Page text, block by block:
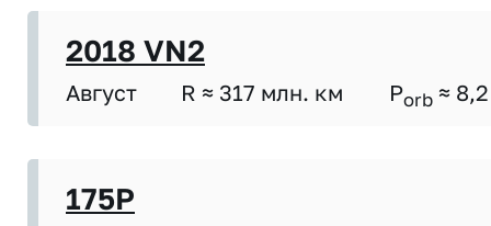
2018 VN2
Август R ≈ 317 млн. км Porb ≈ 8,2
175P